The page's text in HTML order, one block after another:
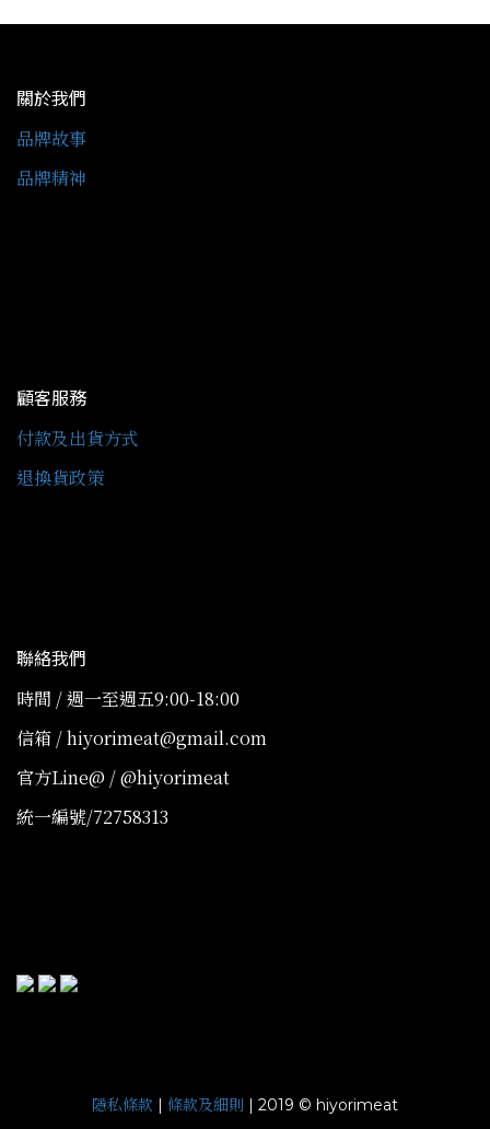
關於我們
品牌故事
品牌精神
顧客服務
付款及出貨方式
退換貨政策
聯絡我們
時間 / 週一至週五9:00-18:00
信箱 / hiyorimeat@gmail.com
官方Line@ / @hiyorimeat
統一編號/72758313
隱私條款 | 條款及細則 | 2019 © hiyorimeat